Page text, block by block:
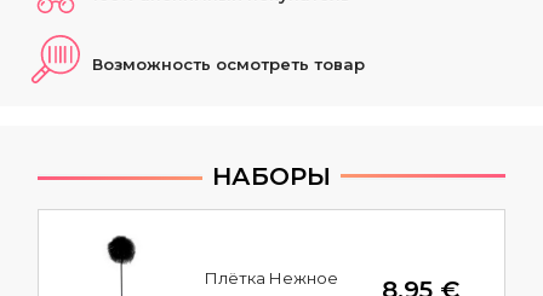
Возможность осмотреть товар
НАБОРЫ
Плётка Нежное
8.95 €